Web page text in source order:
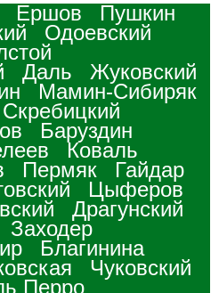
Ершов
Пушкин
Одоевский
Даль
Жуковский
Мамин-Сибиряк
Скребицкий
Баруздин
Коваль
Пермяк
Гайдар
Цыферов
Драгунский
Заходер
Благинина
Чуковский
Перро